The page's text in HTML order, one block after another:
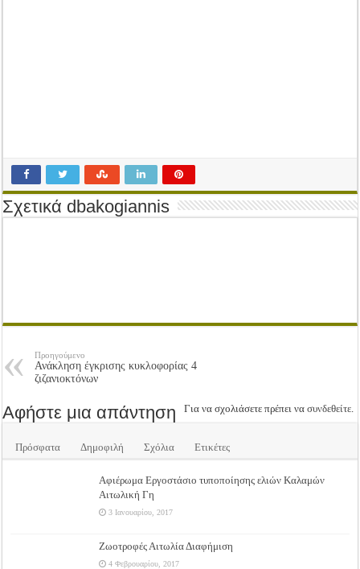
Σχετικά dbakogiannis
Προηγούμενο
Ανάκληση έγκρισης κυκλοφορίας 4
ζιζανιοκτόνων
Αφήστε μια απάντηση Για να σχολιάσετε πρέπει νασυνδεθείτε.
Πρόσφατα Δημοφιλή Σχόλια Ετικέτες
Αφιέρωμα Εργοστάσιο τυποποίησης ελιών Καλαμών
Αιτωλική Γη
3 Ιανουαρίου, 2017
Ζωοτροφές Αιτωλία Διαφήμιση
4 Φεβρουαρίου, 2017